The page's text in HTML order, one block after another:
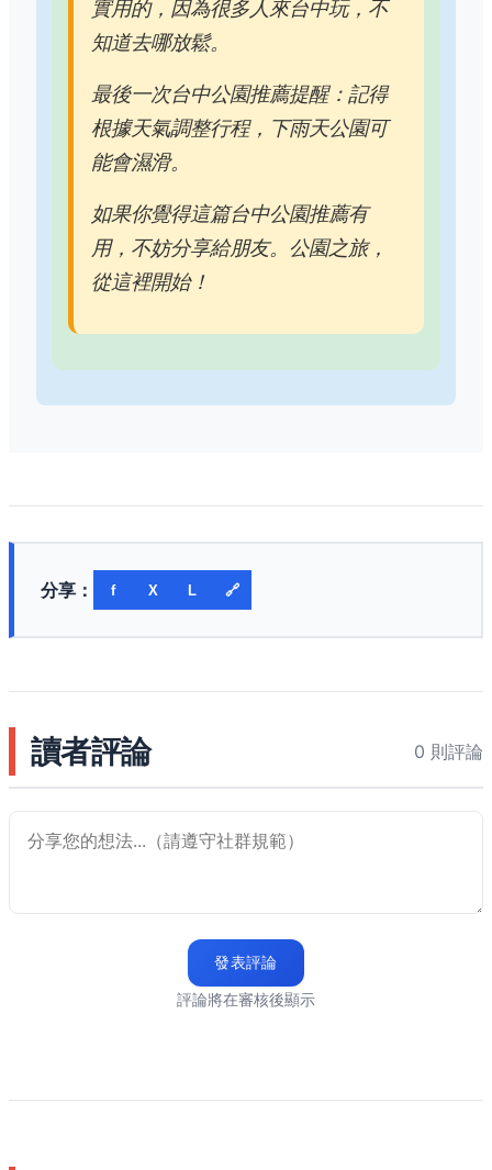
實用的，因為很多人來台中玩，不
知道去哪放鬆。
最後一次台中公園推薦提醒：記得
根據天氣調整行程，下雨天公園可
能會濕滑。
如果你覺得這篇台中公園推薦有
用，不妨分享給朋友。公園之旅，
從這裡開始！
分享： f X L 🔗
讀者評論 0 則評論
發表評論
評論將在審核後顯示